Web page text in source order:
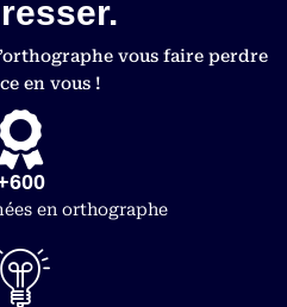
vous faire perdre
en vous !
en orthographe